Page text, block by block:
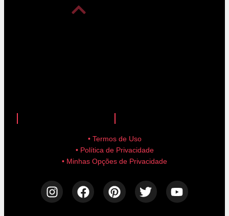
• Termos de Uso
• Política de Privacidade
• Minhas Opções de Privacidade